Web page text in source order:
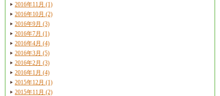
2016年11月 (1)
2016年10月 (2)
2016年9月 (3)
2016年7月 (1)
2016年4月 (4)
2016年3月 (5)
2016年2月 (3)
2016年1月 (4)
2015年12月 (1)
2015年11月 (2)